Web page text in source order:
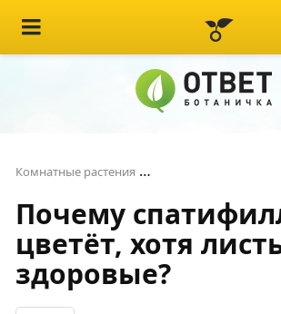
Комнатные растения
Почему
цветёт, хотя
здоровые?